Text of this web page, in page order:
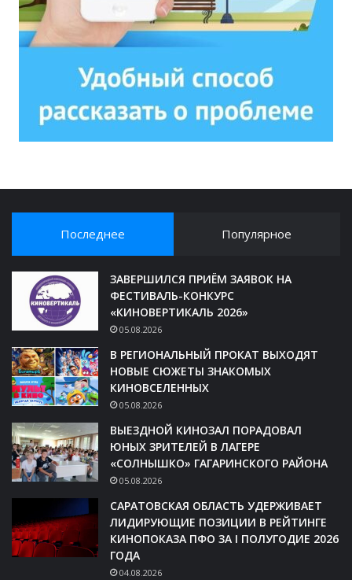
Последнее Популярное
ЗАВЕРШИЛСЯ ПРИЁМ ЗАЯВОК НА
ФЕСТИВАЛЬ-КОНКУРС
«КИНОВЕРТИКАЛЬ 2026»
05.08.2026
В РЕГИОНАЛЬНЫЙ ПРОКАТ ВЫХОДЯТ
НОВЫЕ СЮЖЕТЫ ЗНАКОМЫХ
КИНОВСЕЛЕННЫХ
05.08.2026
ВЫЕЗДНОЙ КИНОЗАЛ ПОРАДОВАЛ
ЮНЫХ ЗРИТЕЛЕЙ В ЛАГЕРЕ
«СОЛНЫШКО» ГАГАРИНСКОГО РАЙОНА
05.08.2026
САРАТОВСКАЯ ОБЛАСТЬ УДЕРЖИВАЕТ
ЛИДИРУЮЩИЕ ПОЗИЦИИ В РЕЙТИНГЕ
КИНОПОКАЗА ПФО ЗА I ПОЛУГОДИЕ 2026
ГОДА
04.08.2026